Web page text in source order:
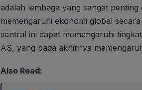
adalah lembaga yang sangat
memengaruhi ekonomi global
sentral ini dapat memengaruhi
AS, yang pada akhirnya
Also Read: